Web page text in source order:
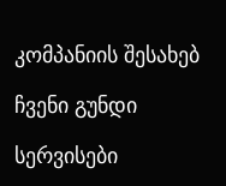
Კომპანიის Შესახებ
Ჩვენი Გუნდი
Სერვისები